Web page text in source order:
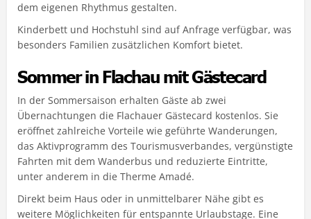
dem eigenen Rhythmus gestalten.
Kinderbett und Hochstuhl sind auf Anfrage verfügbar, was
besonders Familien zusätzlichen Komfort bietet.
Sommer in Flachau mit Gästecard
In der Sommersaison erhalten Gäste ab zwei
Übernachtungen die Flachauer Gästecard kostenlos. Sie
eröffnet zahlreiche Vorteile wie geführte Wanderungen,
das Aktivprogramm des Tourismusverbandes, vergünstigte
Fahrten mit dem Wanderbus und reduzierte Eintritte,
unter anderem in die Therme Amadé.
Direkt beim Haus oder in unmittelbarer Nähe gibt es
weitere Möglichkeiten für entspannte Urlaubstage. Eine